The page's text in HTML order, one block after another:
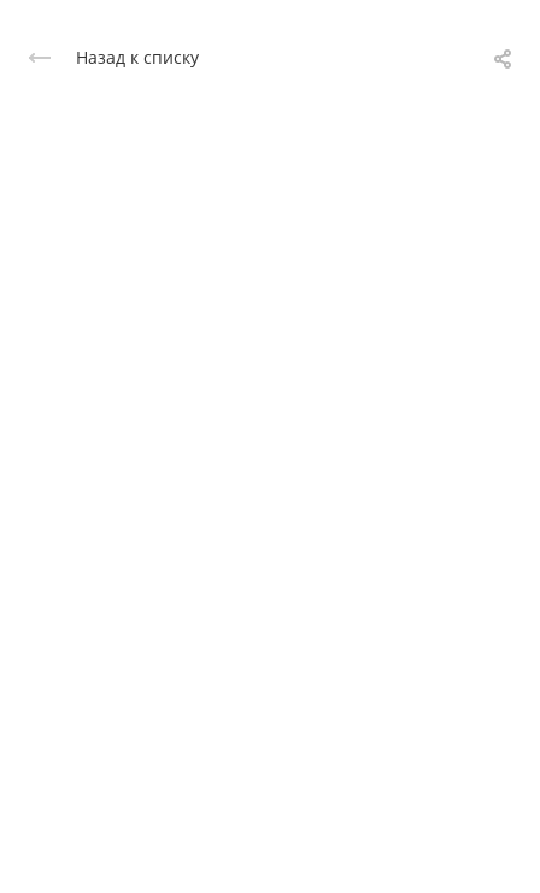
Назад к списку